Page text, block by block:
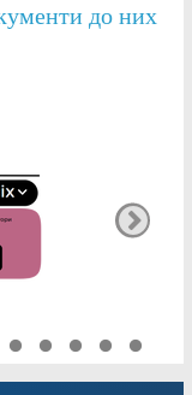
до них